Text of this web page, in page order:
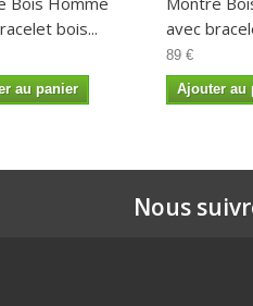
bois...
au panier
avec
89 €
Ajouter au
Nous